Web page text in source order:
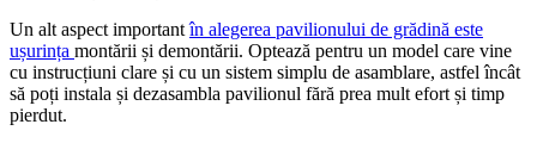
Un alt aspect importantîn alegerea pavilionului de grădină este
ușurința montării și demontării. Optează pentru un model care vine
cu instrucțiuni clare și cu un sistem simplu de asamblare, astfel încât
să poți instala și dezasambla pavilionul fără prea mult efort și timp
pierdut.